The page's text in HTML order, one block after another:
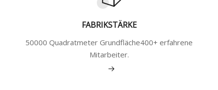
FABRIKSTÄRKE
50000 Quadratmeter Grundfläche400+ erfahrene
Mitarbeiter.
Mehr sehen